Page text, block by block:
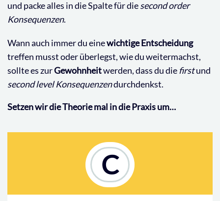
und packe alles in die Spalte für diesecond order
Konsequenzen.
Wann auch immer du einewichtige Entscheidung
treffen musst oder überlegst, wie du weitermachst,
sollte es zurGewohnheitwerden, dass du die firstund
secondlevel Konsequenzendurchdenkst.
Setzen wir die Theorie mal in die Praxis um…
C